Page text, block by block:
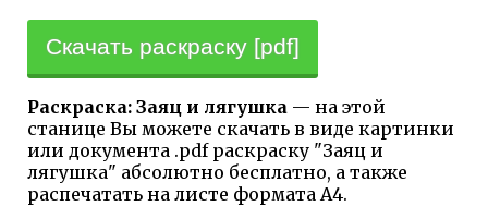
Скачать раскраску [pdf]
Раскраска: Заяц и лягушка — на этой
станице Вы можете скачать в виде картинки
или документа .pdf раскраску "Заяц и
лягушка" абсолютно бесплатно, а также
распечатать на листе формата А4.